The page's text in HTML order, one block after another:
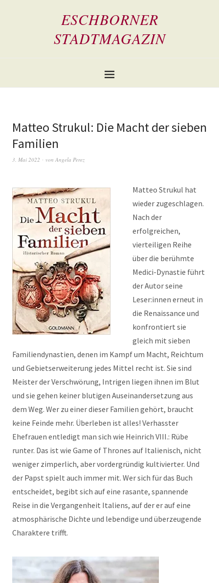
ESCHBORNER
STADTMAGAZIN
Matteo Strukul: Die Macht der sieben
Familien
3. Mai 2022 von Angela Perez
Matteo Strukul hat
wieder zugeschlagen.
Nach der
erfolgreichen,
vierteiligen Reihe
über die berühmte
Medici-Dynastie führt
der Autor seine
Leser:innen erneut in
die Renaissance und
konfrontiert sie
gleich mit sieben
Familiendynastien, denen im Kampf um Macht, Reichtum
und Gebietserweiterung jedes Mittel recht ist. Sie sind
Meister der Verschwörung, Intrigen liegen ihnen im Blut
und sie gehen keiner blutigen Auseinandersetzung aus
dem Weg. Wer zu einer dieser Familien gehört, braucht
keine Feinde mehr. Überleben ist alles! Verhasster
Ehefrauen entledigt man sich wie Heinrich VIII.: Rübe
runter. Das ist wie Game of Thrones auf Italienisch, nicht
weniger zimperlich, aber vordergründig kultivierter. Und
der Papst spielt auch immer mit. Wer sich für das Buch
entscheidet, begibt sich auf eine rasante, spannende
Reise in die Vergangenheit Italiens, auf der er auf eine
atmosphärische Dichte und lebendige und überzeugende
Charaktere trifft.